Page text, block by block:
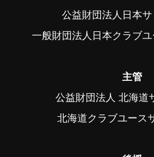
公益財団法人日本
一般財団法人日本クラブ
主管
公益財団法人 北海道
北海道クラブユース